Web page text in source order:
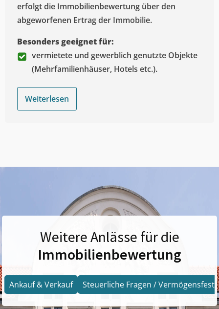
erfolgt die Immobilienbewertung über den
abgeworfenen Ertrag der Immobilie.
Besonders geeignet für:
vermietete und gewerblich genutzte Objekte
(Mehrfamilienhäuser, Hotels etc.).
Weiterlesen
Weitere Anlässe für die
Immobilienbewertung
Ankauf & Verkauf Steuerliche Fragen /